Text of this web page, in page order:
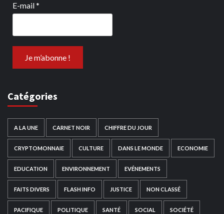
E-mail*
Catégories
A LA UNE CARNET NOIR CHIFFRE DU JOUR
CRYPTOMONNAIE CULTURE DANS LE MONDE ECONOMIE
EDUCATION ENVIRONNEMENT EVÉNEMENTS
FAITS DIVERS FLASH INFO JUSTICE NON CLASSÉ
PACIFIQUE POLITIQUE SANTÉ SOCIAL SOCIÉTÉ